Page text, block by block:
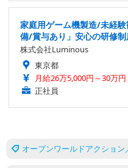
家庭用ゲーム機製造/未経
備/賞与あり」安心の研修
株式会社Luminous
東京都
月給26万5,000円～30万円
正社員
オープンワールドアクション